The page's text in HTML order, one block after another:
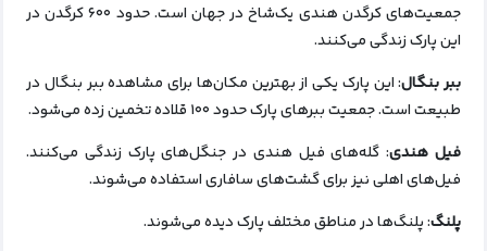
جمعیت‌های کرگدن هندی یک‌شاخ در جهان است. حدود ۶۰۰ کرگدن در
این پارک زندگی می‌کنند.
ببر بنگال: این پارک یکی از بهترین مکان‌ها برای مشاهده ببر بنگال در
طبیعت است. جمعیت ببرهای پارک حدود ۱۰۰ قلاده تخمین زده می‌شود.
فیل هندی: گله‌های فیل هندی در جنگل‌های پارک زندگی می‌کنند.
فیل‌های اهلی نیز برای گشت‌های سافاری استفاده می‌شوند.
پلنگ: پلنگ‌ها در مناطق مختلف پارک دیده می‌شوند.